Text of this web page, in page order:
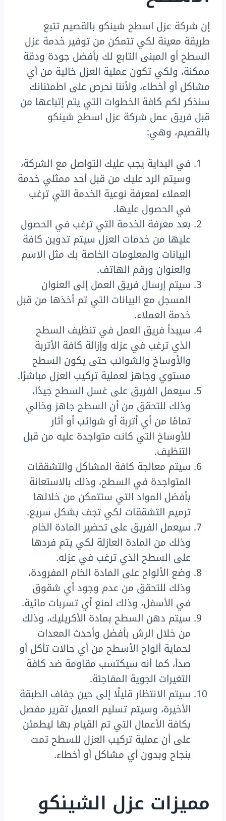
إن شركة عزل اسطح شينكو بالقصيم تتبع
طريقة معينة لكي تتمكن من توفير خدمة عزل
السطح أو المبنى التابع لك بأفضل جودة ودقة
ممكنة، ولكي تكون عملية العزل خالية من أي
مشاكل أو أخطاء، ولأننا نحرص على اطمئنانك
سنذكر لكم كافة الخطوات التي يتم إتباعها من
قبل فريق عمل شركة عزل اسطح شينكو
بالقصيم، وهي:
في البداية يجب عليك التواصل مع الشركة،
وسيتم الرد عليك من قبل أحد ممثلي خدمة
العملاء لمعرفة نوعية الخدمة التي ترغب
في الحصول عليها.
بعد معرفة الخدمة التي ترغب في الحصول
عليها من خدمات العزل سيتم تدوين كافة
البيانات والمعلومات الخاصة بك مثل الاسم
والعنوان ورقم الهاتف.
سيتم إرسال فريق العمل إلى العنوان
المسجل مع البيانات التي تم أخذها من قبل
خدمة العملاء.
سيبدأ فريق العمل في تنظيف السطح
الذي ترغب في عزله وإزالة كافة الأتربة
والأوساخ والشوائب حتى يكون السطح
مستوي وجاهز لعملية تركيب العزل مباشرًا.
سيعمل الفريق على غسل السطح جيدًا،
وذلك للتحقق من أن السطح جاهز وخالي
تمامًا من أي أتربة أو شوائب أو أثار
للأوساخ التي كانت متواجدة عليه من قبل
التنظيف.
سيتم معالجة كافة المشاكل والتشققات
المتواجدة في السطح، وذلك بالاستعانة
بأفضل المواد التي ستتمكن من خلالها
ترميم التشققات لكي تجف بشكل سريع.
سيعمل الفريق على تحضير المادة الخام
وذلك من المادة العازلة لكي يتم فردها
على السطح الذي ترغب في عزله.
وضع الألواح على المادة الخام المفرودة،
وذلك للتحقق من عدم وجود أي شقوق
في الأسفل، وذلك لمنع أي تسربات مائية.
سيتم دهن السطح بمادة الأكريليك، وذلك
من خلال الرش بأفضل وأحدث المعدات
لحماية ألواح الأسطح من أي حالات تأكل أو
صدأ، كما أنه سيكتسب مقاومة ضد كافة
التغيرات الجوية المفاجئة.
سيتم الانتظار قليلًا إلى حين جفاف الطبقة
الأخيرة، وسيتم تسليم العميل تقرير مفصل
بكافة الأعمال التي تم القيام بها ليطمئن
على أن عملية تركيب العزل للسطح تمت
بنجاح وبدون أي مشاكل أو أخطاء.
مميزات عزل الشينكو